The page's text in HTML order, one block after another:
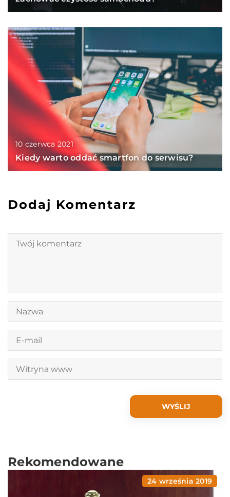
10 czerwca 2021
Kiedy warto oddać smartfon do serwisu?
Dodaj Komentarz
Rekomendowane
24 września 2019